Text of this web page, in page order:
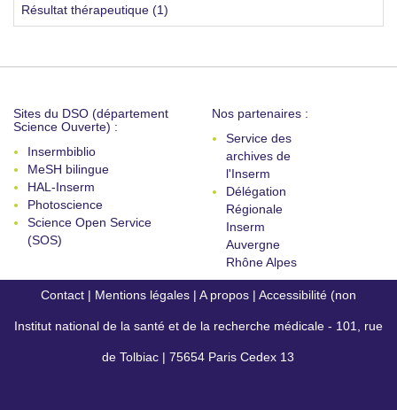
Résultat thérapeutique (1)
Sites du DSO (département
Science Ouverte) :
Insermbiblio
MeSH bilingue
HAL-Inserm
Photoscience
Science Open Service
(SOS)
Nos partenaires :
Service des
archives de
l'Inserm
Délégation
Régionale
Inserm
Auvergne
Rhône Alpes
Contact | Mentions légales | A propos | Accessibilité (non
conforme)
Institut national de la santé et de la recherche médicale - 101, rue
de Tolbiac | 75654 Paris Cedex 13